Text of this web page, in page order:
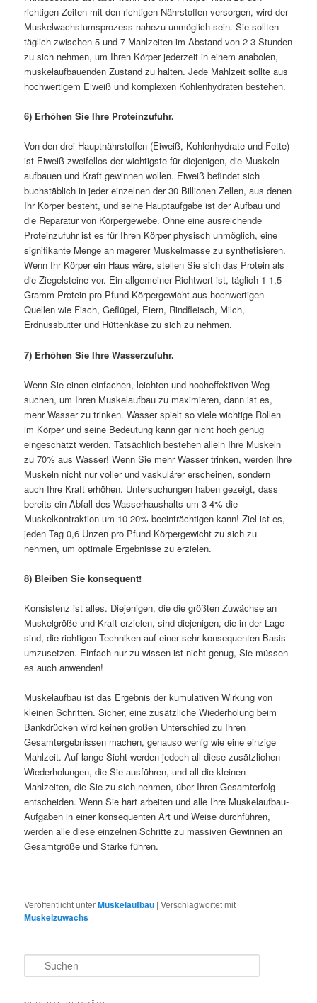
richtigen Zeiten mit den richtigen Nährstoffen versorgen, wird der
Muskelwachstumsprozess nahezu unmöglich sein. Sie sollten
täglich zwischen 5 und 7 Mahlzeiten im Abstand von 2-3 Stunden
zu sich nehmen, um Ihren Körper jederzeit in einem anabolen,
muskelaufbauenden Zustand zu halten. Jede Mahlzeit sollte aus
hochwertigem Eiweiß und komplexen Kohlenhydraten bestehen.
6) Erhöhen Sie Ihre Proteinzufuhr.
Von den drei Hauptnährstoffen (Eiweiß, Kohlenhydrate und Fette)
ist Eiweiß zweifellos der wichtigste für diejenigen, die Muskeln
aufbauen und Kraft gewinnen wollen. Eiweiß befindet sich
buchstäblich in jeder einzelnen der 30 Billionen Zellen, aus denen
Ihr Körper besteht, und seine Hauptaufgabe ist der Aufbau und
die Reparatur von Körpergewebe. Ohne eine ausreichende
Proteinzufuhr ist es für Ihren Körper physisch unmöglich, eine
signifikante Menge an magerer Muskelmasse zu synthetisieren.
Wenn Ihr Körper ein Haus wäre, stellen Sie sich das Protein als
die Ziegelsteine vor. Ein allgemeiner Richtwert ist, täglich 1-1,5
Gramm Protein pro Pfund Körpergewicht aus hochwertigen
Quellen wie Fisch, Geflügel, Eiern, Rindfleisch, Milch,
Erdnussbutter und Hüttenkäse zu sich zu nehmen.
7) Erhöhen Sie Ihre Wasserzufuhr.
Wenn Sie einen einfachen, leichten und hocheffektiven Weg
suchen, um Ihren Muskelaufbau zu maximieren, dann ist es,
mehr Wasser zu trinken. Wasser spielt so viele wichtige Rollen
im Körper und seine Bedeutung kann gar nicht hoch genug
eingeschätzt werden. Tatsächlich bestehen allein Ihre Muskeln
zu 70% aus Wasser! Wenn Sie mehr Wasser trinken, werden Ihre
Muskeln nicht nur voller und vaskulärer erscheinen, sondern
auch Ihre Kraft erhöhen. Untersuchungen haben gezeigt, dass
bereits ein Abfall des Wasserhaushalts um 3-4% die
Muskelkontraktion um 10-20% beeinträchtigen kann! Ziel ist es,
jeden Tag 0,6 Unzen pro Pfund Körpergewicht zu sich zu
nehmen, um optimale Ergebnisse zu erzielen.
8) Bleiben Sie konsequent!
Konsistenz ist alles. Diejenigen, die die größten Zuwächse an
Muskelgröße und Kraft erzielen, sind diejenigen, die in der Lage
sind, die richtigen Techniken auf einer sehr konsequenten Basis
umzusetzen. Einfach nur zu wissen ist nicht genug, Sie müssen
es auch anwenden!
Muskelaufbau ist das Ergebnis der kumulativen Wirkung von
kleinen Schritten. Sicher, eine zusätzliche Wiederholung beim
Bankdrücken wird keinen großen Unterschied zu Ihren
Gesamtergebnissen machen, genauso wenig wie eine einzige
Mahlzeit. Auf lange Sicht werden jedoch all diese zusätzlichen
Wiederholungen, die Sie ausführen, und all die kleinen
Mahlzeiten, die Sie zu sich nehmen, über Ihren Gesamterfolg
entscheiden. Wenn Sie hart arbeiten und alle Ihre Muskelaufbau-
Aufgaben in einer konsequenten Art und Weise durchführen,
werden alle diese einzelnen Schritte zu massiven Gewinnen an
Gesamtgröße und Stärke führen.
Veröffentlicht unterMuskelaufbau |Verschlagwortet mit
Muskelzuwachs
u